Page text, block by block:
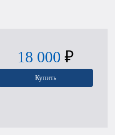
18 000 ₽
Купить